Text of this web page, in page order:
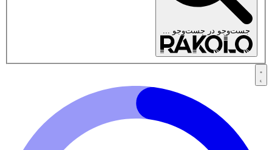
جست‌وجو در جست‌وجو ...